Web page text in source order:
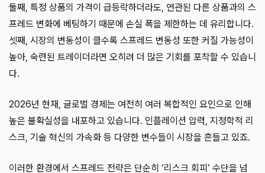
둘째, 특정 상품의 가격이 급등락하더라도, 연관된 다른 상품과의 스
프레드 변화에 베팅하기 때문에 손실 폭을 제한하는 데 유리합니다.
셋째, 시장의 변동성이 클수록 스프레드 변동성 또한 커질 가능성이
높아, 숙련된 트레이더라면 오히려 더 많은 기회를 포착할 수 있습니
다.
2026년 현재, 글로벌 경제는 여전히 여러 복합적인 요인으로 인해
높은 불확실성을 내포하고 있습니다. 인플레이션 압력, 지정학적 리
스크, 기술 혁신의 가속화 등 다양한 변수들이 시장을 흔들고 있죠.
이러한 환경에서 스프레드 전략은 단순히 ‘리스크 회피’ 수단을 넘